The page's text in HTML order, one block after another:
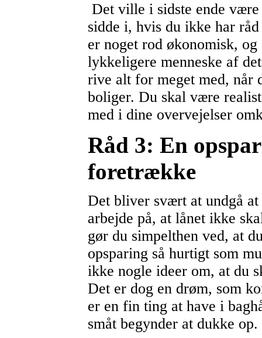
Det ville i sidste ende
sidde i, hvis du ikke har
er noget rod økonomisk,
lykkeligere menneske af
rive alt for meget med, når
boliger. Du skal være
med i dine overvejelser
Råd 3: En
foretrække
Det bliver svært at undgå
arbejde på, at lånet ikke
gør du simpelthen ved, at
opsparing så hurtigt som
ikke nogle ideer om, at du
Det er dog en drøm, som
er en fin ting at have i
småt begynder at dukke op.